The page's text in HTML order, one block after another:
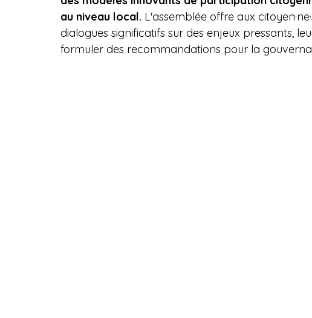
au niveau local. L'assemblée offre aux
dialogues significatifs sur des enjeux pressants,
formuler des recommandations pour la